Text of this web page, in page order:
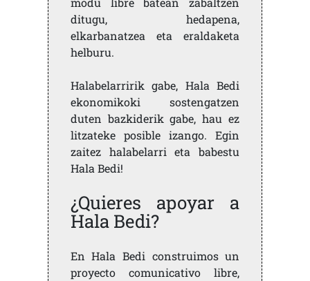
ditugu, hedapena,
elkarbanatzea eta eraldaketa
helburu.
Halabelarririk gabe, Hala Bedi
ekonomikoki sostengatzen
duten bazkiderik gabe, hau ez
litzateke posible izango. Egin
zaitez halabelarri eta babestu
Hala Bedi!
¿Quieres apoyar a
Hala Bedi?
En Hala Bedi construimos un
proyecto comunicativo libre,